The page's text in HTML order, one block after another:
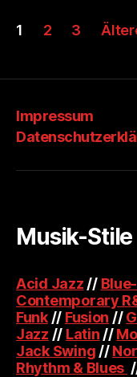
Beiträge
1 2 3
Impressum
Musik-Stile
Acid Jazz //
Contemporary
Funk// Fusion //
Jazz // Latin //
Jack Swing //
Rhythm & Blues